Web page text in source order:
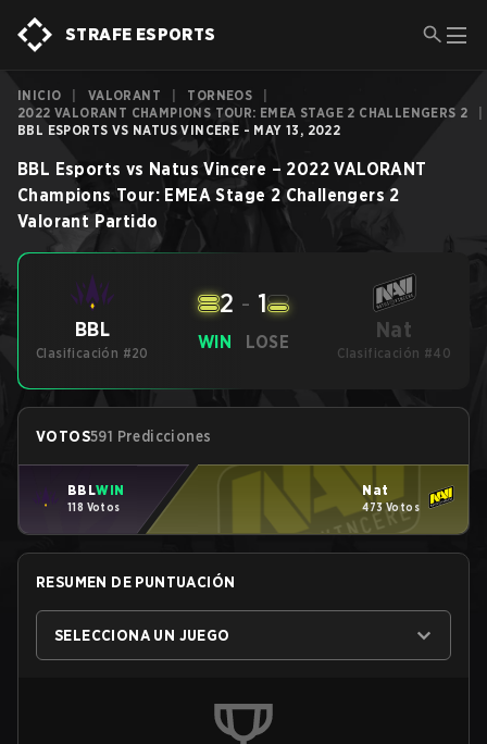
STRAFE ESPORTS
INICIO VALORANT TORNEOS
2022 VALORANT CHAMPIONS TOUR: EMEA STAGE 2 CHALLENGERS 2
BBL ESPORTS VS NATUS VINCERE - MAY 13, 2022
BBL Esports vs Natus Vincere – 2022 VALORANT
Champions Tour: EMEA Stage 2 Challengers 2
Valorant Partido
BBL
Clasificación #20
WIN
2 - 1
LOSE Nat
Clasificación #40
VOTOS591 Predicciones
BBLWIN
118 Votos
Nat
473 Votos
RESUMEN DE PUNTUACIÓN
SELECCIONA UN JUEGO